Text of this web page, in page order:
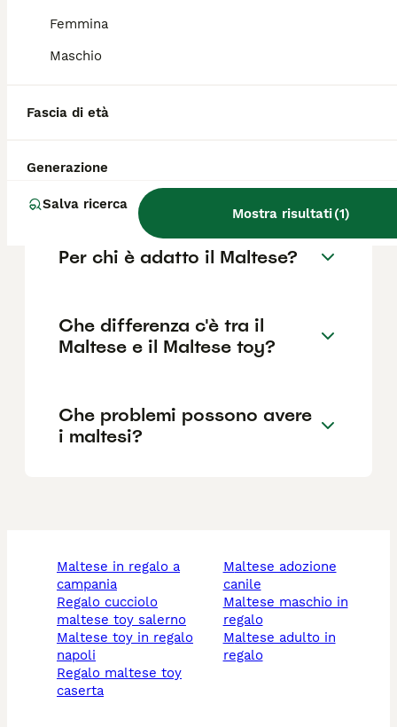
Femmina
Maschio
Fascia di età
Generazione
Salva ricerca
Mostra risultati(1)
Il costo medio di un cucciolo di Maltese di
razza pura in Italia è di circa 711€ ,anche se i
la posizione.
Quanto è impegnativo un
cane Maltese?
Per chi è adatto il Maltese?
Che differenza c'è tra il
Maltese e il Maltese toy?
Che problemi possono avere
i maltesi?
maltese in regalo a
campania
regalo cucciolo
maltese toy salerno
maltese toy in regalo
napoli
regalo maltese toy
caserta
maltese adozione
canile
maltese maschio in
regalo
maltese adulto in
regalo